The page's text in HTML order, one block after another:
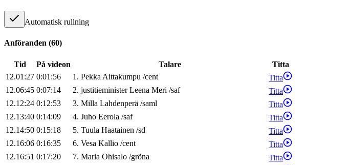
Automatisk rullning
Anföranden (60)
Tid På videon Talare
Titta
12.01:27 0:01:56 1. PekkaAittakumpu /cent
Titta
12.06:45 0:07:14 2. justitieminister Leena Meri /saf
Titta
12.12:24 0:12:53 3. Milla Lahdenperä /saml
Titta
12.13:40 0:14:09 4. Juho Eerola /saf
Titta
12.14:50 0:15:18 5. Tuula Haatainen /sd
Titta
12.16:06 0:16:35 6. Vesa Kallio /cent
Titta
12.16:51 0:17:20 7. Maria Ohisalo /gröna
Titta